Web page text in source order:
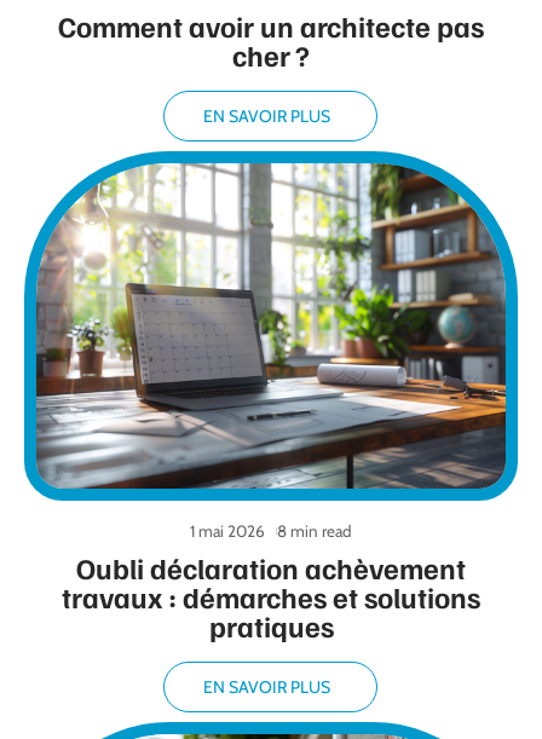
Comment avoir un architecte pas
cher ?
EN SAVOIR PLUS
Oubli déclaration achèvement
travaux : démarches et solutions
pratiques
1 mai 2026 8 min read
EN SAVOIR PLUS